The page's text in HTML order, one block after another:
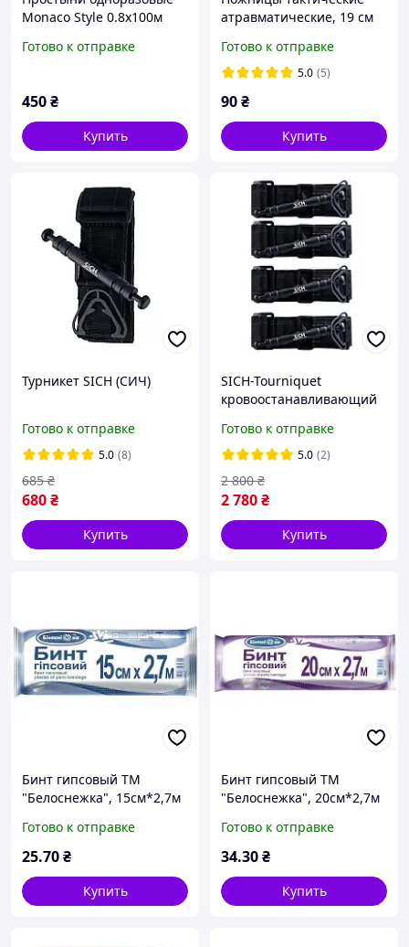
Monaco Style 0.8х100м
Готово к отправке
450₴
Купить
атравматические, 19 см
Готово к отправке
5.0 (5)
90₴
Купить
Турникет SICH (СИЧ)
Готово к отправке
5.0 (8)
680₴
685 ₴
Купить
SICH-Tourniquet
кровоостанавливающий
Готово к отправке
5.0 (2)
2 780₴
2 800 ₴
Купить
Бинт гипсовый ТМ
"Белоснежка", 15см*2,7м
Готово к отправке
25.70₴
Купить
Бинт гипсовый ТМ
"Белоснежка", 20см*2,7м
Готово к отправке
34.30₴
Купить